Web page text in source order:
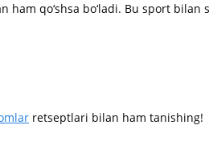
ham qo‘shsa bo‘ladi. Bu sport
retseptlari bilan ham tanishing!